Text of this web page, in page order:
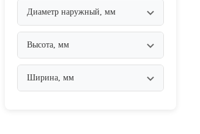
Диаметр наружный, мм
Высота, мм
Ширина, мм